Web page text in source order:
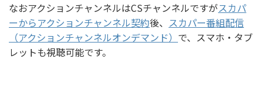
なおアクションチャンネルはCSチャンネルですがスカパ
ーからアクションチャンネル契約後、 スカパー番組配信
（アクションチャンネルオンデマンド） で、スマホ・タブ
レットも視聴可能です。